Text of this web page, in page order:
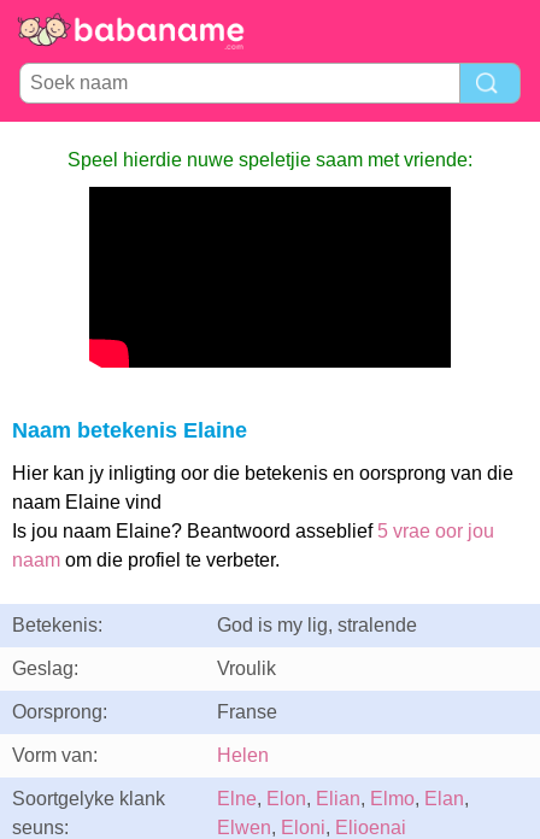
Speel hierdie nuwe speletjie saam met vriende:
Naam betekenis Elaine
Hier kan jy inligting oor die betekenis en oorsprong van die
naam Elaine vind
Is jou naam Elaine? Beantwoord asseblief 5 vrae oor jou
naam om die profiel te verbeter.
Betekenis: God is my lig, stralende
Geslag: Vroulik
Oorsprong: Franse
Vorm van: Helen
Soortgelyke klank
seuns:
Elne, Elon, Elian, Elmo, Elan,
Elwen, Eloni, Elioenai